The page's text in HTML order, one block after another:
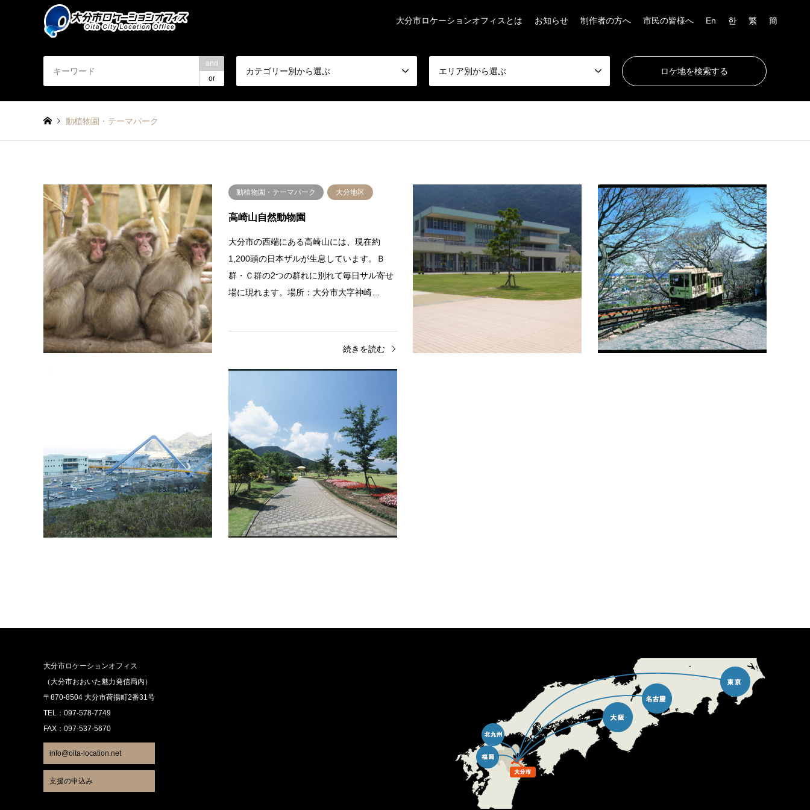
大分市ロケーションオフィスとは お知らせ 制作者の方へ 市民の皆様へ En 한 繁 簡
and
or
カテゴリー別から選ぶ エリア別から選ぶ
動植物園・テーマパーク
動植物園・テーマパーク 大分地区
高崎山自然動物園
大分市の西端にある高崎山には、現在約
1,200頭の日本ザルが生息しています。Ｂ
群・Ｃ群の2つの群れに別れて毎日サル寄せ
場に現れます。場所：大分市大字神崎…
続きを読む
その他レジャー施設 大分地区
高崎山自然動物園おさる館
大分市の観光情報の発信拠点であるととも
に、サルの餌付けで有名な高崎山とサルの
生態について学習することができる施設で
す。水族館「うみたまご」と隣接し…
続きを読む
うみたまご
動物たちの豊富なアトラクションや、身近
にふれあうことができる水族館。2004年5月
にリニューアル。【リンク】大分マリーン
パレス水族館「うみたまご」場所：…
続きを読む
大分市ロケーションオフィス
（大分市おおいた魅力発信局内）
〒870-8504 大分市荷揚町2番31号
TEL：097-578-7749
FAX：097-537-5670
info@oita-location.net
支援の申込み